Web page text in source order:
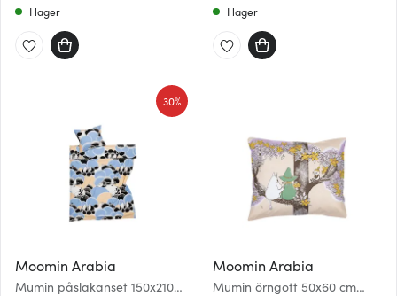
I lager I lager
Moomin Arabia
Mumin påslakanset 150x210
30%
Moomin Arabia
Mumin örngott 50x60 cm